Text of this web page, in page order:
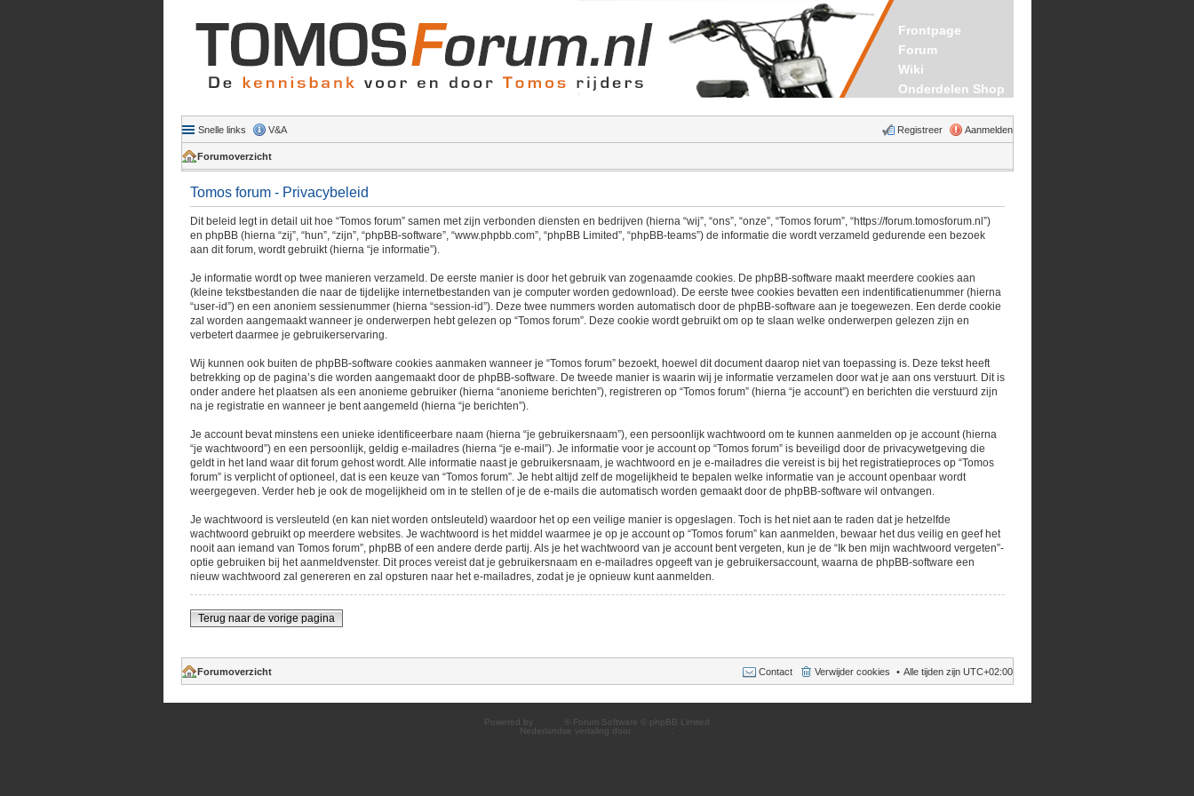
Frontpage
Forum
Wiki
Onderdelen Shop
Snelle links V&A Aanmelden
Registreer
Forumoverzicht
Tomos forum - Privacybeleid
Dit beleid legt in detail uit hoe “Tomos forum” samen met zijn verbonden diensten en bedrijven (hierna “wij”, “ons”, “onze”, “Tomos forum”, “https://forum.tomosforum.nl”)
en phpBB (hierna “zij”, “hun”, “zijn”, “phpBB-software”, “www.phpbb.com”, “phpBB Limited”, “phpBB-teams”) de informatie die wordt verzameld gedurende een bezoek
aan dit forum, wordt gebruikt (hierna “je informatie”).
Je informatie wordt op twee manieren verzameld. De eerste manier is door het gebruik van zogenaamde cookies. De phpBB-software maakt meerdere cookies aan
(kleine tekstbestanden die naar de tijdelijke internetbestanden van je computer worden gedownload). De eerste twee cookies bevatten een indentificatienummer (hierna
“user-id”) en een anoniem sessienummer (hierna “session-id”). Deze twee nummers worden automatisch door de phpBB-software aan je toegewezen. Een derde cookie
zal worden aangemaakt wanneer je onderwerpen hebt gelezen op “Tomos forum”. Deze cookie wordt gebruikt om op te slaan welke onderwerpen gelezen zijn en
verbetert daarmee je gebruikerservaring.
Wij kunnen ook buiten de phpBB-software cookies aanmaken wanneer je “Tomos forum” bezoekt, hoewel dit document daarop niet van toepassing is. Deze tekst heeft
betrekking op de pagina’s die worden aangemaakt door de phpBB-software. De tweede manier is waarin wij je informatie verzamelen door wat je aan ons verstuurt. Dit is
onder andere het plaatsen als een anonieme gebruiker (hierna “anonieme berichten”), registreren op “Tomos forum” (hierna “je account”) en berichten die verstuurd zijn
na je registratie en wanneer je bent aangemeld (hierna “je berichten”).
Je account bevat minstens een unieke identificeerbare naam (hierna “je gebruikersnaam”), een persoonlijk wachtwoord om te kunnen aanmelden op je account (hierna
“je wachtwoord”) en een persoonlijk, geldig e-mailadres (hierna “je e-mail”). Je informatie voor je account op “Tomos forum” is beveiligd door de privacywetgeving die
geldt in het land waar dit forum gehost wordt. Alle informatie naast je gebruikersnaam, je wachtwoord en je e-mailadres die vereist is bij het registratieproces op “Tomos
forum” is verplicht of optioneel, dat is een keuze van “Tomos forum”. Je hebt altijd zelf de mogelijkheid te bepalen welke informatie van je account openbaar wordt
weergegeven. Verder heb je ook de mogelijkheid om in te stellen of je de e-mails die automatisch worden gemaakt door de phpBB-software wil ontvangen.
Je wachtwoord is versleuteld (en kan niet worden ontsleuteld) waardoor het op een veilige manier is opgeslagen. Toch is het niet aan te raden dat je hetzelfde
wachtwoord gebruikt op meerdere websites. Je wachtwoord is het middel waarmee je op je account op “Tomos forum” kan aanmelden, bewaar het dus veilig en geef het
nooit aan iemand van Tomos forum”, phpBB of een andere derde partij. Als je het wachtwoord van je account bent vergeten, kun je de “Ik ben mijn wachtwoord vergeten”-
optie gebruiken bij het aanmeldvenster. Dit proces vereist dat je gebruikersnaam en e-mailadres opgeeft van je gebruikersaccount, waarna de phpBB-software een
nieuw wachtwoord zal genereren en zal opsturen naar het e-mailadres, zodat je je opnieuw kunt aanmelden.
Terug naar de vorige pagina
Forumoverzicht Alle tijden zijn UTC+02:00
Verwijder cookies
Contact
Powered by
® Forum Software © phpBB Limited
Nederlandse vertaling door